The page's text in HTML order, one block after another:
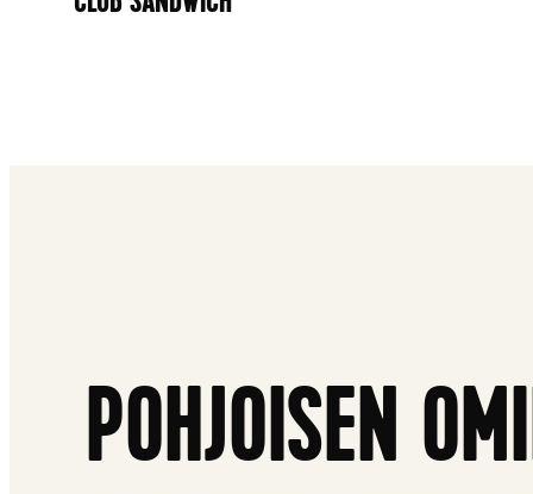
POHJOISEN